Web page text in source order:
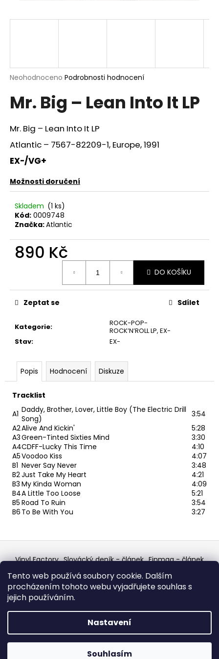
Tento web používá soubory cookie. Dalším
procházením tohoto webu vyjadřujete souhlas s
jejich používáním.
Nastavení
Souhlasím
Průměrné
produktu
je
z
5
hvězdiček.
Neohodnoceno Podrobnosti hodnocení
Mr. Big – Lean Into It LP
Mr. Big – Lean Into It LP
Atlantic – 7567-82209-1, Europe, 1991
EX-/VG+
Možnosti doručení
Skladem (1 ks)
Kód: 0009748
Značka:Atlantic
890 Kč
DO KOŠÍKU
Kategorie:
ROCK-POP-
ROCK’N’ROLL LP, EX-
Stav: EX-
Zeptat se Sdílet
Popis Hodnocení Diskuze
Tracklist
A1 Daddy, Brother, Lover, Little Boy (The Electric Drill
Song)
3:54
A2Alive And Kickin'
5:28
A3Green-Tinted Sixties Mind
3:30
A4CDFF-Lucky This Time
4:10
A5Voodoo Kiss
4:07
B1 Never Say Never
3:48
B2Just Take My Heart
4:21
B3 My Kinda Woman
4:09
B4A Little Too Loose
5:21
B5 Road To Ruin
3:54
B6 To Be With You 3:27
j
?
D
o
p
o
u
č
j
TÖRR
LP
350
Původně:
450
Z
á Vinyl Factory Slovácký deník - článek Finmag - článek
Discogs Profile Facebook výběr z hroznů
Top prodejce mincí Aukro
Vytvořil Shoptet
Copyright 2026W Records - osvědčený prodejce
bazarových LP, MC, CD, komiksů atd.. Všechna práva
vyhrazena.